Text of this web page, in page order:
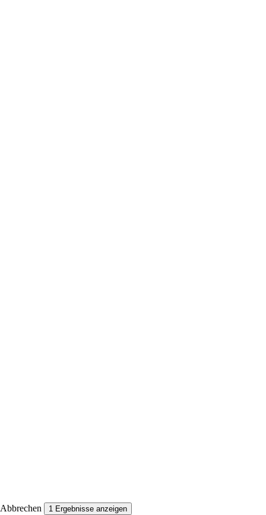
Abbrechen 1 Ergebnisse anzeigen